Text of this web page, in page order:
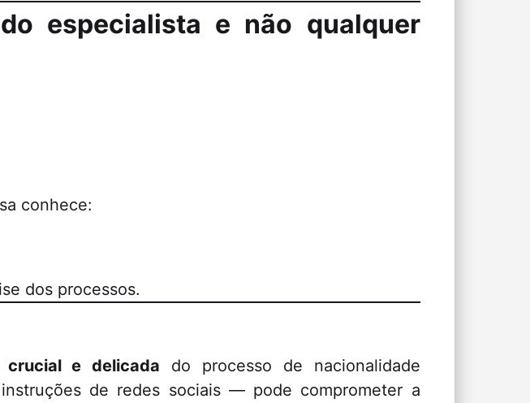
especialista e não qualquer
conhece:
dos processos.
crucial e delicada do processo de nacionalidade
de redes sociais — pode comprometer a